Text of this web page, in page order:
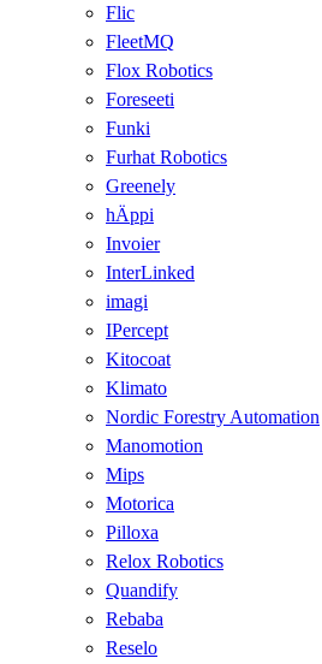
Flic
FleetMQ
Flox Robotics
Foreseeti
Funki
Furhat Robotics
Greenely
hÄppi
Invoier
InterLinked
imagi
IPercept
Kitocoat
Klimato
Nordic Forestry Automation
Manomotion
Mips
Motorica
Pilloxa
Relox Robotics
Quandify
Rebaba
Reselo